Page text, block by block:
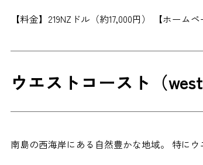
【料金】219NZドル（約17,000円） 【ホー
ウエストコースト（west
南島の西海岸にある自然豊かな地域。 特に